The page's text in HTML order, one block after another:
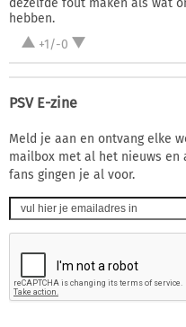
hebben.
+1/-0
PSV E-zine
Meld je aan en ontvang elke
mailbox met al het nieuws en
fans gingen je al voor.